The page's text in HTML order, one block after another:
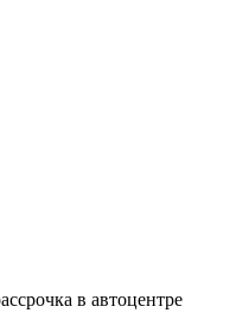
в автоцентре